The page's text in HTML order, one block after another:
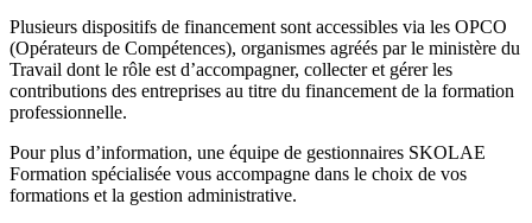
Plusieurs dispositifs de financement sont accessibles via les OPCO
(Opérateurs de Compétences), organismes agréés par le ministère du
Travail dont le rôle est d’accompagner, collecter et gérer les
contributions des entreprises au titre du financement de la formation
professionnelle.
Pour plus d’information, une équipe de gestionnaires SKOLAE
Formation spécialisée vous accompagne dans le choix de vos
formations et la gestion administrative.